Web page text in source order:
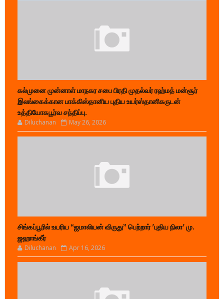
கல்முனை முன்னாள் மாநகர சபை பிரதி முதல்வர் ரஹ்மத் மன்சூர்
இலங்கைக்கான பாக்கிஸ்தானிய புதிய உயர்ஸ்தானிகருடன்
உத்தியோகபூர்வ சந்திப்பு.
Diluchanan May 26, 2026
சிங்கப்பூரில் உயரிய “ஜமாலியன் விருது” பெற்றார் 'புதிய நிலா' மு.
ஜஹாங்கீர்
Diluchanan Apr 16, 2026